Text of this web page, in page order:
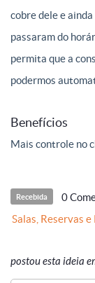
cobre dele e
passaram do
permita que a
podermos
Benefícios
Mais controle no
Recebida
0
Salas, Reservas
postou esta ideia